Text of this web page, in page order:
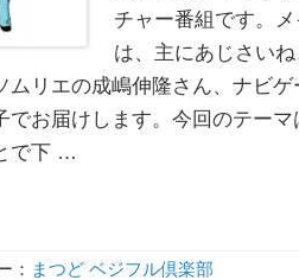
チャー番組です。
は、主にあじさい
ムリエの成嶋伸隆さん、ナビ
でお届けします。今回のテー
で下 …
： まつど ベジフル倶楽部